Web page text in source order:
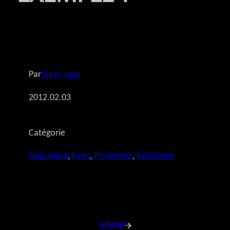
Parmain_user
2012.02.03
Catégorie
Exposition, Paris, Projection, Résidence
SUIVANT→